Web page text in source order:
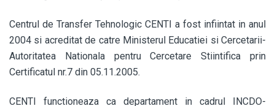
Centrul de Transfer Tehnologic CENTI a fost infiintat in anul
2004 si acreditat de catre Ministerul Educatiei si Cercetarii-
Autoritatea Nationala pentru Cercetare Stiintifica prin
Certificatul nr.7 din 05.11.2005.
CENTI functioneaza ca departament in cadrul INCDO-